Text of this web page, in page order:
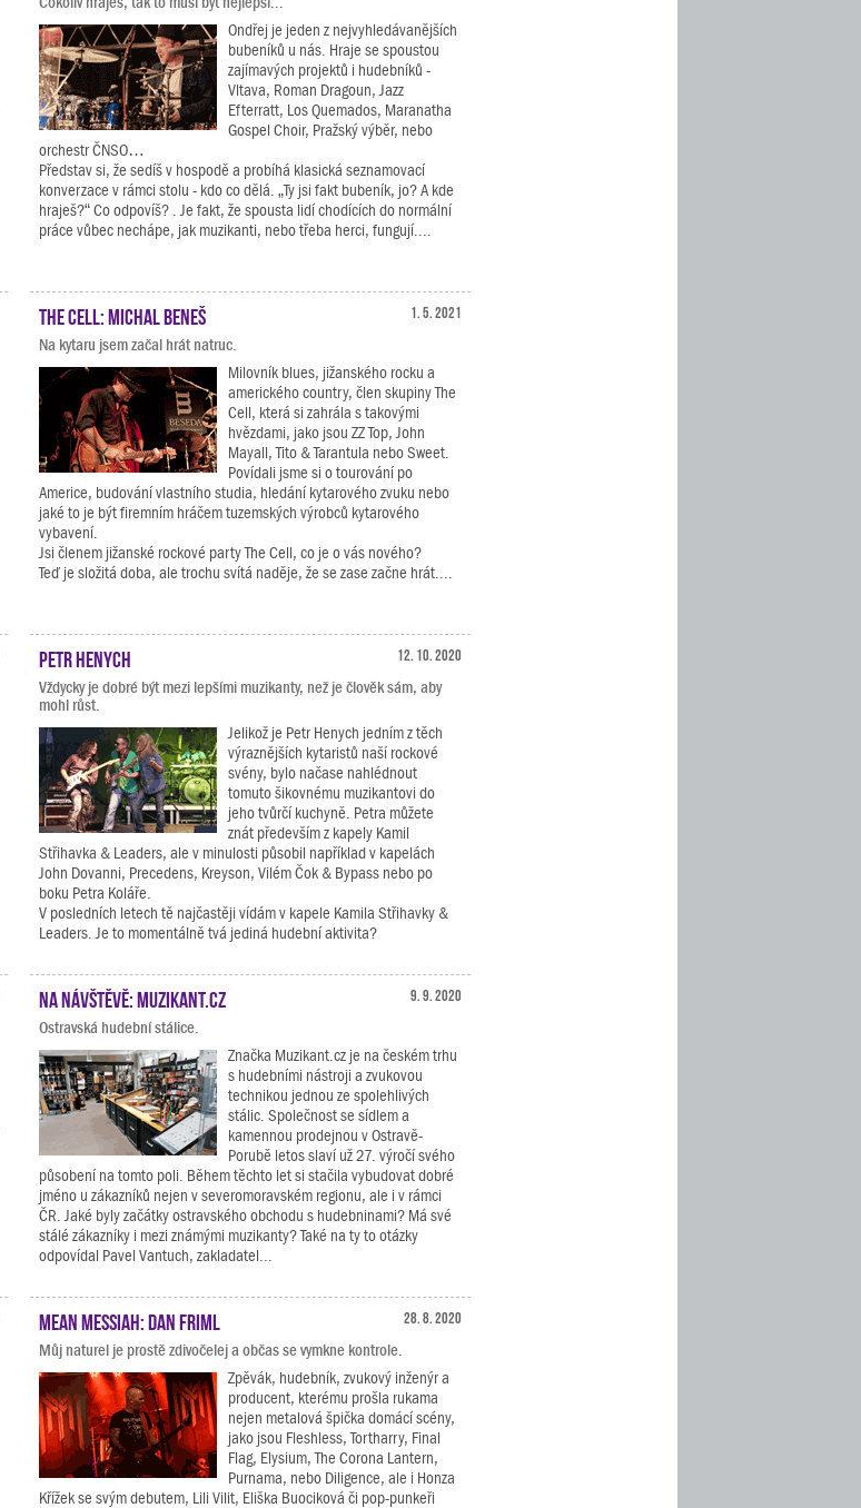
Ondřej je jeden z nejvyhledávanějších
bubeníků u nás. Hraje se spoustou
zajímavých projektů i hudebníků -
Vltava, Roman Dragoun, Jazz
Efterratt, Los Quemados, Maranatha
Gospel Choir, Pražský výběr, nebo
orchestr ČNSO…
Představ si, že sedíš v hospodě a probíhá klasická seznamovací
konverzace v rámci stolu - kdo co dělá. „Ty jsi fakt bubeník, jo? A kde
hraješ?“ Co odpovíš? . Je fakt, že spousta lidí chodících do normální
práce vůbec nechápe, jak muzikanti, nebo třeba herci, fungují....
1. 5. 2021
The Cell: Michal Beneš
Na kytaru jsem začal hrát natruc.
Milovník blues, jižanského rocku a
amerického country, člen skupiny The
Cell, která si zahrála s takovými
hvězdami, jako jsou ZZ Top, John
Mayall, Tito & Tarantula nebo Sweet.
Povídali jsme si o tourování po
Americe, budování vlastního studia, hledání kytarového zvuku nebo
jaké to je být firemním hráčem tuzemských výrobců kytarového
vybavení.
Jsi členem jižanské rockové party The Cell, co je o vás nového?
Teď je složitá doba, ale trochu svítá naděje, že se zase začne hrát....
12. 10. 2020
Petr Henych
Vždycky je dobré být mezi lepšími muzikanty, než je člověk sám, aby
mohl růst.
Jelikož je Petr Henych jedním z těch
výraznějších kytaristů naší rockové
svény, bylo načase nahlédnout
tomuto šikovnému muzikantovi do
jeho tvůrčí kuchyně. Petra můžete
znát především z kapely Kamil
Střihavka & Leaders, ale v minulosti působil například v kapelách
John Dovanni, Precedens, Kreyson, Vilém Čok & Bypass nebo po
boku Petra Koláře.
V posledních letech tě najčastěji vídám v kapele Kamila Střihavky &
Leaders. Je to momentálně tvá jediná hudební aktivita?
9. 9. 2020
Na návštěvě: Muzikant.cz
Ostravská hudební stálice.
Značka Muzikant.cz je na českém trhu
s hudebními nástroji a zvukovou
technikou jednou ze spolehlivých
stálic. Společnost se sídlem a
kamennou prodejnou v Ostravě-
Porubě letos slaví už 27. výročí svého
působení na tomto poli. Během těchto let si stačila vybudovat dobré
jméno u zákazníků nejen v severomoravském regionu, ale i v rámci
ČR. Jaké byly začátky ostravského obchodu s hudebninami? Má své
stálé zákazníky i mezi známými muzikanty? Také na ty to otázky
odpovídal Pavel Vantuch, zakladatel...
28. 8. 2020
Mean Messiah: Dan Friml
Můj naturel je prostě zdivočelej a občas se vymkne kontrole.
Zpěvák, hudebník, zvukový inženýr a
producent, kterému prošla rukama
nejen metalová špička domácí scény,
jako jsou Fleshless, Tortharry, Final
Flag, Elysium, The Corona Lantern,
Purnama, nebo Diligence, ale i Honza
Křížek se svým debutem, Lili Vilit, Eliška Buociková či pop-punkeři